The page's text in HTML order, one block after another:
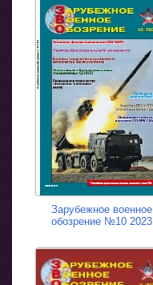
Зарубежное военное
обозрение №10 2023